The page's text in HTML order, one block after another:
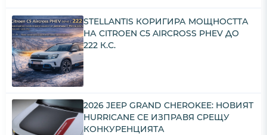
STELLANTIS КОРИГИРА МОЩНОСТТА
НА CITROEN C5 AIRCROSS PHEV ДО
222 К.С.
2026 JEEP GRAND CHEROKEE: НОВИЯТ
HURRICANE СЕ ИЗПРАВЯ СРЕЩУ
КОНКУРЕНЦИЯТА